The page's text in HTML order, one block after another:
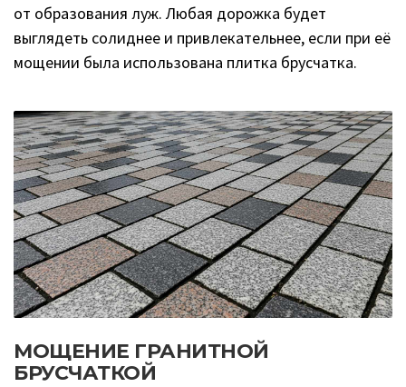
от образования луж. Любая дорожка будет
выглядеть солиднее и привлекательнее, если при её
мощении была использована плитка брусчатка.
МОЩЕНИЕ ГРАНИТНОЙ
БРУСЧАТКОЙ